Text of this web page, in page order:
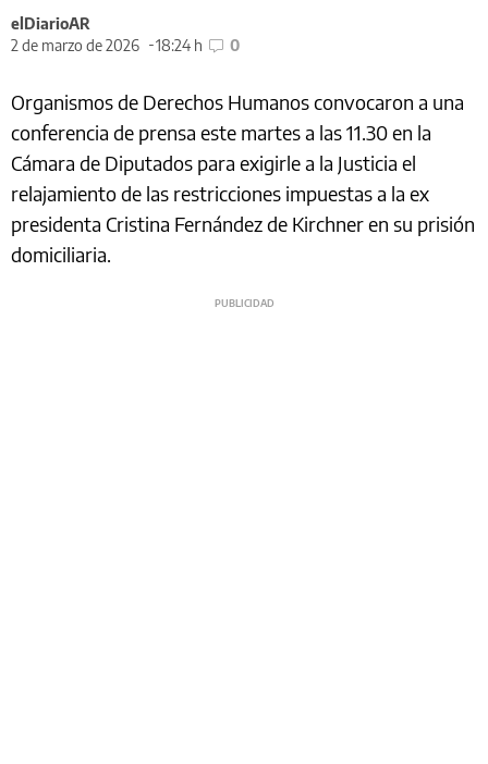
elDiarioAR
2 de marzo de 2026
18:24 h 0
Organismos de Derechos Humanos convocaron a una
conferencia de prensa este martes a las 11.30 en la
Cámara de Diputados para exigirle a la Justicia el
relajamiento de las restricciones impuestas a la ex
presidenta Cristina Fernández de Kirchner en su prisión
domiciliaria.